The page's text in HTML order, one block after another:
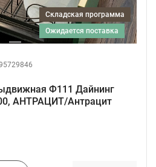
Складская программа
ожидается поставка
Ф111 Дайнинг
АНТРАЦИТ/Антрацит